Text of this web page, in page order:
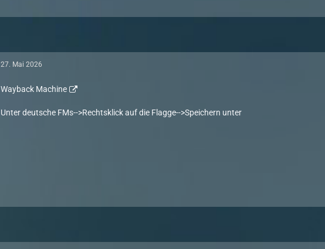
27. Mai 2026
Wayback Machine
Unter deutsche FMs-->Rechtsklick auf die Flagge-->Speichern unter